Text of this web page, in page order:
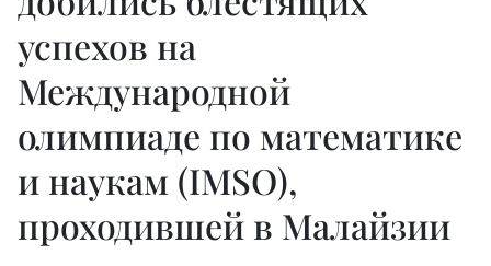
успехов на
Международной
олимпиаде по математике
и наукам (IMSO),
проходившей в Малайзии